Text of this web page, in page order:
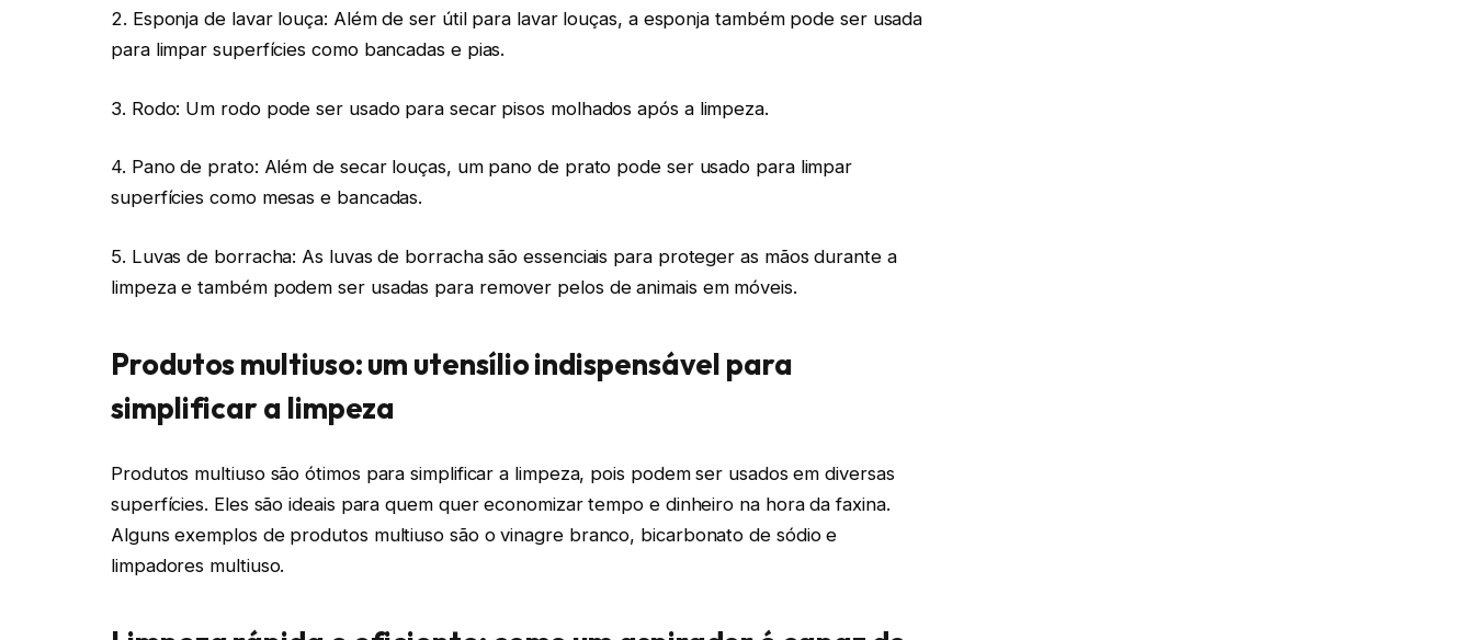
2. Esponja de lavar louça: Além de ser útil para lavar louças, a esponja também pode ser usada
para limpar superfícies como bancadas e pias.
3. Rodo: Um rodo pode ser usado para secar pisos molhados após a limpeza.
4. Pano de prato: Além de secar louças, um pano de prato pode ser usado para limpar
superfícies como mesas e bancadas.
5. Luvas de borracha: As luvas de borracha são essenciais para proteger as mãos durante a
limpeza e também podem ser usadas para remover pelos de animais em móveis.
Produtos multiuso: um utensílio indispensável para
simplificar a limpeza
Produtos multiuso são ótimos para simplificar a limpeza, pois podem ser usados em diversas
superfícies. Eles são ideais para quem quer economizar tempo e dinheiro na hora da faxina.
Alguns exemplos de produtos multiuso são o vinagre branco, bicarbonato de sódio e
limpadores multiuso.